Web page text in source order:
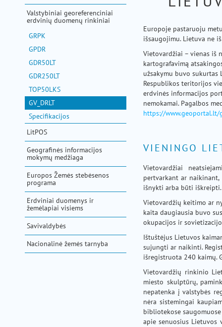
paieška
aktualijos
metodinė informacija
pagalba
Valstybiniai georeferenciniai
erdvinių duomenų rinkiniai
GRPK
GPDR
GDR50LT
GDR250LT
TOP50LKS
GV_DRLT
Specifikacijos
LitPOS
Geografinės informacijos
mokymų medžiaga
Europos Žemės stebėsenos
programa
Erdviniai duomenys ir
žemėlapiai visiems
Savivaldybės
Nacionalinė žemės tarnyba
Europoje pastaruoju
išsaugojimu. Lietuva ne
Vietovardžiai – vienas iš
kartografavimą
užsakymu buvo
Respublikos teritorijos
erdvinės informacijos
nemokamai. Pagalbos
https://
VIENINGO
Vietovardžiai
pertvarkant ar
išnykti arba būti iškreipti.
Vietovardžių keitimo ar
kaita daugiausia buvo
okupacijos ir
Ištuštėjus Lietuvos
sujungti ar naikinti.
išregistruota 240 kaimų.
Vietovardžių rinkinio
miesto skulptūrų,
nepatenka į valstybės
nėra sistemingai
bibliotekose
apie senuosius